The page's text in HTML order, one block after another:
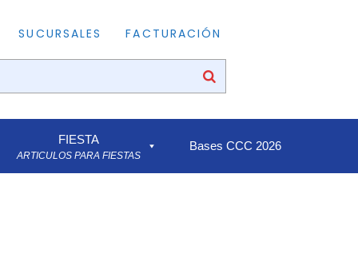
SUCURSALES FACTURACIÓN
FIESTA
ARTICULOS PARA FIESTAS
Bases CCC 2026